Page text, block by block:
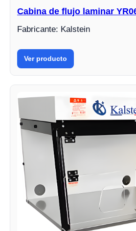
Cabina de flujo laminar
Fabricante: Kalstein
Ver producto